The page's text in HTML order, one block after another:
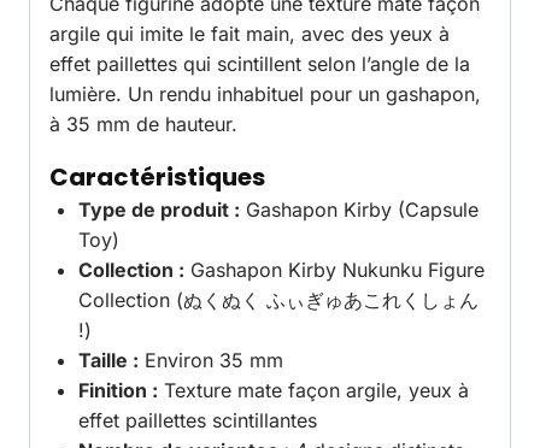
argile qui imite le fait main, avec des yeux à
effet paillettes qui scintillent selon l’angle de la
lumière. Un rendu inhabituel pour un gashapon,
à 35 mm de hauteur.
Caractéristiques
Type de produit : Gashapon Kirby (Capsule
Toy)
Collection : Gashapon Kirby Nukunku Figure
Collection (ぬくぬく ふぃぎゅあこれくしょん
!)
Taille : Environ 35 mm
Finition : Texture mate façon argile, yeux à
effet paillettes scintillantes